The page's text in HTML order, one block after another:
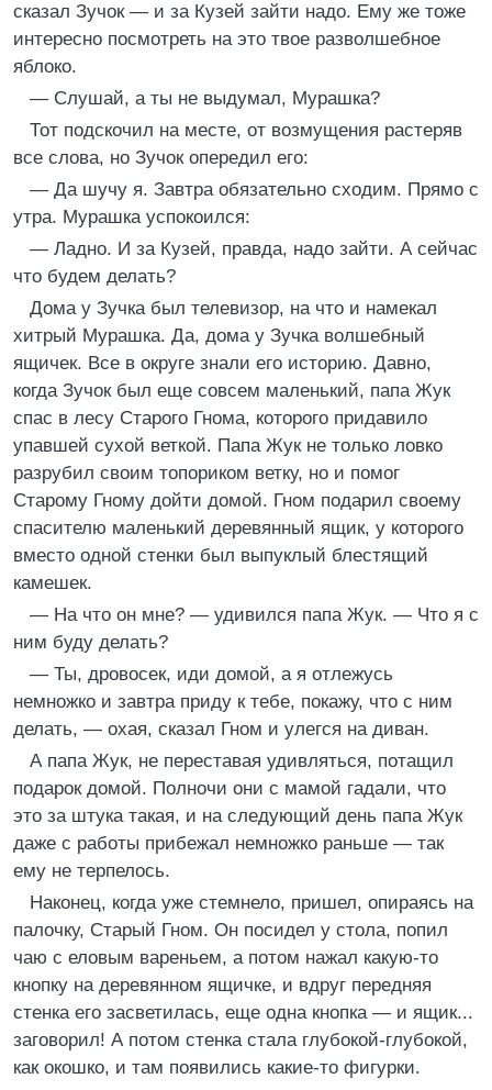
сказал Зучок — и за Кузей зайти надо. Ему же тоже
интересно посмотреть на это твое разволшебное
яблоко.
— Слушай, а ты не выдумал, Мурашка?
Тот подскочил на месте, от возмущения растеряв
все слова, но Зучок опередил его:
— Да шучу я. Завтра обязательно сходим. Прямо с
утра. Мурашка успокоился:
— Ладно. И за Кузей, правда, надо зайти. А сейчас
что будем делать?
Дома у Зучка был телевизор, на что и намекал
хитрый Мурашка. Да, дома у Зучка волшебный
ящичек. Все в округе знали его историю. Давно,
когда Зучок был еще совсем маленький, папа Жук
спас в лесу Старого Гнома, которого придавило
упавшей сухой веткой. Папа Жук не только ловко
разрубил своим топориком ветку, но и помог
Старому Гному дойти домой. Гном подарил своему
спасителю маленький деревянный ящик, у которого
вместо одной стенки был выпуклый блестящий
камешек.
— На что он мне? — удивился папа Жук. — Что я с
ним буду делать?
— Ты, дровосек, иди домой, а я отлежусь
немножко и завтра приду к тебе, покажу, что с ним
делать, — охая, сказал Гном и улегся на диван.
А папа Жук, не переставая удивляться, потащил
подарок домой. Полночи они с мамой гадали, что
это за штука такая, и на следующий день папа Жук
даже с работы прибежал немножко раньше — так
ему не терпелось.
Наконец, когда уже стемнело, пришел, опираясь на
палочку, Старый Гном. Он посидел у стола, попил
чаю с еловым вареньем, а потом нажал какую-то
кнопку на деревянном ящичке, и вдруг передняя
стенка его засветилась, еще одна кнопка — и ящик...
заговорил! А потом стенка стала глубокой-глубокой,
как окошко, и там появились какие-то фигурки.